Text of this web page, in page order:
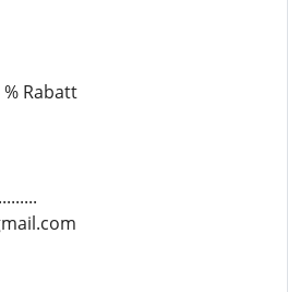
Rabatt